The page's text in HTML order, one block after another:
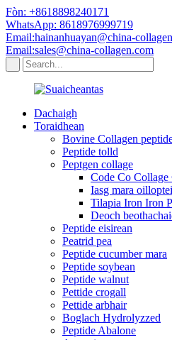
Fòn: +8618898240171
WhatsApp: 8618976999719
Email:hainanhuayan@china-
Email:sales@china-collagen.com
Dachaigh
Toraidhean
Bovine Collagen
Peptide tolld
Peptgen collage
Code Co Collage
Iasg mara
Tilapia Iron Iron
Deoch
Peptide eisirean
Peatrid pea
Peptide cucumber mara
Peptide soybean
Peptide walnut
Pettide crogall
Pettide arbhair
Boglach Hydrolyzzed
Peptide Abalone